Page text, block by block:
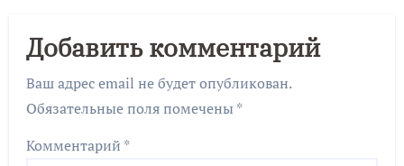
Добавить комментарий
Ваш адрес email не будет опубликован.
Обязательные поля помечены *
Комментарий *